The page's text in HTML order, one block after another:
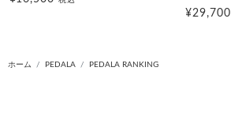
¥29,700
ホーム PEDALA PEDALA RANKING